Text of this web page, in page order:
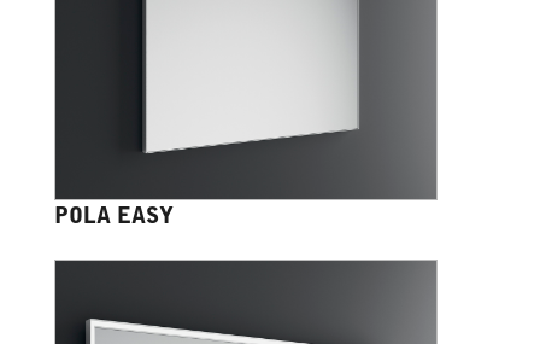
POLA EASY